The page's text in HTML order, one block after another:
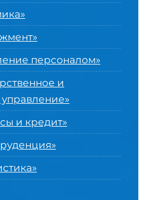
персоналом»
и
и кредит»